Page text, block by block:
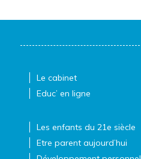
Évènements
Le cabinet
Educ’ en ligne
Les enfants du 21e siècle
Etre parent aujourd’hui